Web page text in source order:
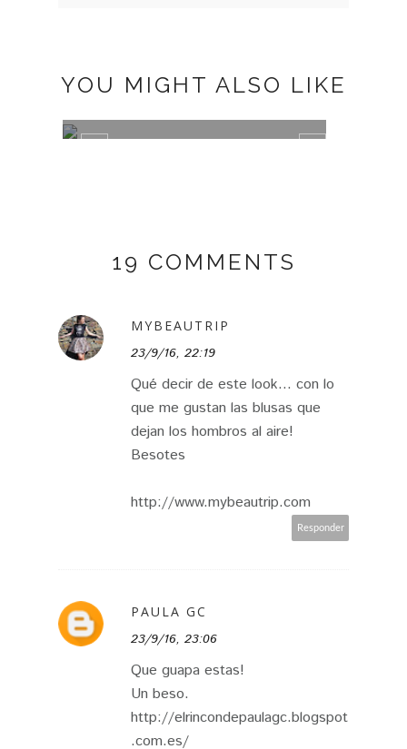
YOU MIGHT ALSO LIKE
19 COMMENTS
MYBEAUTRIP
23/9/16, 22:19
Qué decir de este look... con lo
que me gustan las blusas que
dejan los hombros al aire!
Besotes
http://www.mybeautrip.com
Responder
PAULA GC
23/9/16, 23:06
Que guapa estas!
Un beso.
http://elrincondepaulagc.blogspot
.com.es/